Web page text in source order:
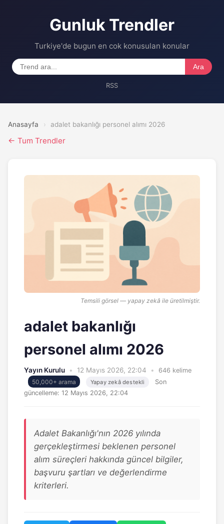
Gunluk Trendler
Turkiye'de bugun en cok konusulan konular
Ara
RSS
Anasayfa › adalet bakanlığı personel alımı 2026
← Tum Trendler
Temsili görsel — yapay zekâ ile üretilmiştir.
adalet bakanlığı
personel alımı 2026
Yayın Kurulu • 12 Mayıs 2026, 22:04 •
646 kelime
50,000+ arama
Yapay zekâ destekli
Son
güncelleme: 12 Mayıs 2026, 22:04
Adalet Bakanlığı'nın 2026 yılında
gerçekleştirmesi beklenen personel
alım süreçleri hakkında güncel bilgiler,
başvuru şartları ve değerlendirme
kriterleri.